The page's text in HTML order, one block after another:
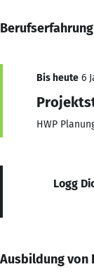
Bis heute 6
HWP
Logg
Ausbildung von